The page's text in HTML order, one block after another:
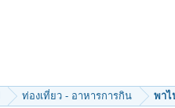
ท่องเที่ยว - อาหารการกิน พาไ